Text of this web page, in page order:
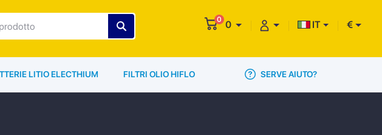
0 0 IT €
LITIO ELECTHIUM FILTRI OLIO HIFLO SERVE AIUTO?